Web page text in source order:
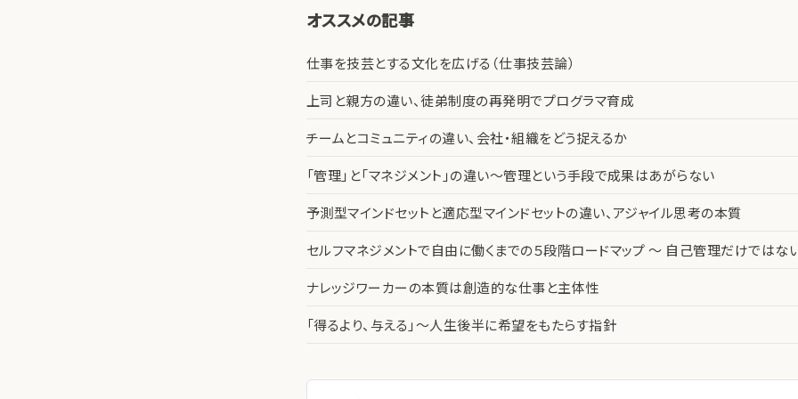
オススメの記事
仕事を技芸とする文化を広げる（仕事技芸論）
上司と親方の違い、徒弟制度の再発明でプログラマ育成
チームとコミュニティの違い、会社・組織をどう捉えるか
「管理」と「マネジメント」の違い〜管理という手段で成果はあがらない
予測型マインドセットと適応型マインドセットの違い、アジャイル思考の本質
セルフマネジメントで自由に働くまでの５段階ロードマップ 〜 自己管理だけではな
ナレッジワーカーの本質は創造的な仕事と主体性
「得るより、与える」〜人生後半に希望をもたらす指針